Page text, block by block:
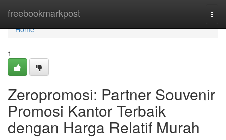
freebookmarkpost
Home
Home
1
Zeropromosi: Partner Souvenir
Promosi Kantor Terbaik
dengan Harga Relatif Murah